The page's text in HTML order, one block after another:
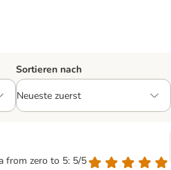
Sortieren nach
from zero to 5: 5/5